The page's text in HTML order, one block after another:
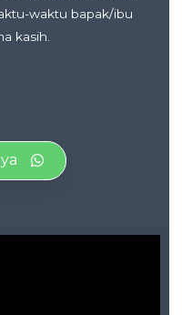
waktu bapak/ibu
kasih.